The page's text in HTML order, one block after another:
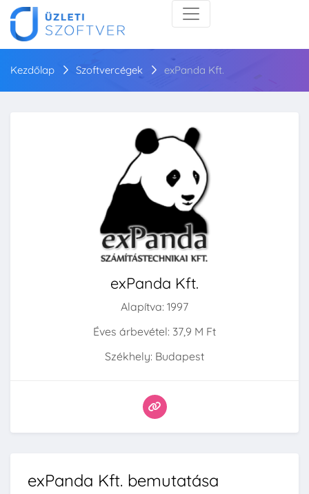
Kezdőlap Szoftvercégek exPanda Kft.
exPanda Kft.
Alapítva: 1997
Éves árbevétel: 37,9 M Ft
Székhely: Budapest
exPanda Kft. bemutatása